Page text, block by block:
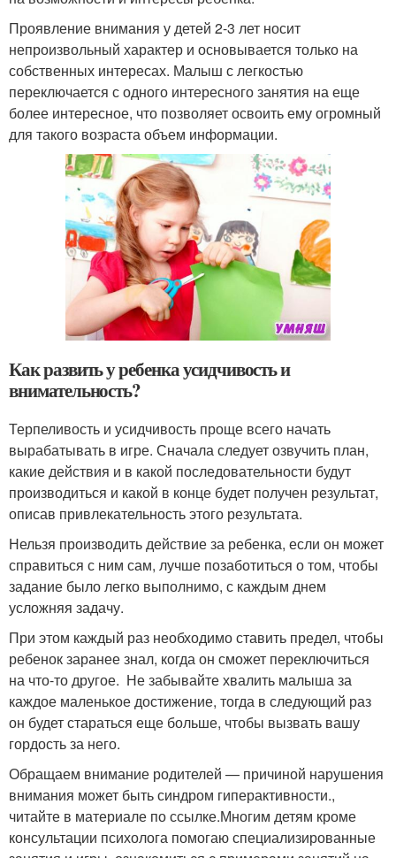
Проявление внимания у детей 2-3 лет носит
непроизвольный характер и основывается только на
собственных интересах. Малыш с легкостью
переключается с одного интересного занятия на еще
более интересное, что позволяет освоить ему огромный
для такого возраста объем информации.
Как развить у ребенка усидчивость и
внимательность?
Терпеливость и усидчивость проще всего начать
вырабатывать в игре. Сначала следует озвучить план,
какие действия и в какой последовательности будут
производиться и какой в конце будет получен результат,
описав привлекательность этого результата.
Нельзя производить действие за ребенка, если он может
справиться с ним сам, лучше позаботиться о том, чтобы
задание было легко выполнимо, с каждым днем
усложняя задачу.
При этом каждый раз необходимо ставить предел, чтобы
ребенок заранее знал, когда он сможет переключиться
на что-то другое. Не забывайте хвалить малыша за
каждое маленькое достижение, тогда в следующий раз
он будет стараться еще больше, чтобы вызвать вашу
гордость за него.
Обращаем внимание родителей — причиной нарушения
внимания может быть синдром гиперактивности.,
читайте в материале по ссылке.Многим детям кроме
консультации психолога помогаю специализированные